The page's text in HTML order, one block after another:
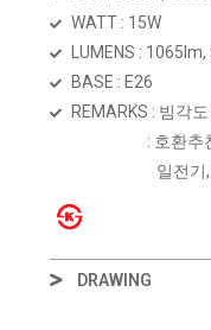
WATT : 15W
LUMENS :
BASE : E26
REMARKS : 빔각
: 호환추천 조광
일전기, 진
DRAWING